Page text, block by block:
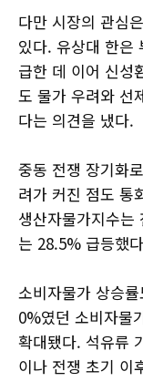
다만 시장의 관심
있다. 유상대 한은
급한 데 이어 신성
도 물가 우려와 선
다는 의견을 냈다.
중동 전쟁 장기화
려가 커진 점도 통
생산자물가지수
는 28.5% 급등했
소비자물가 상승
0%였던 소비자물
확대됐다. 석유류
이나 전쟁 초기 이